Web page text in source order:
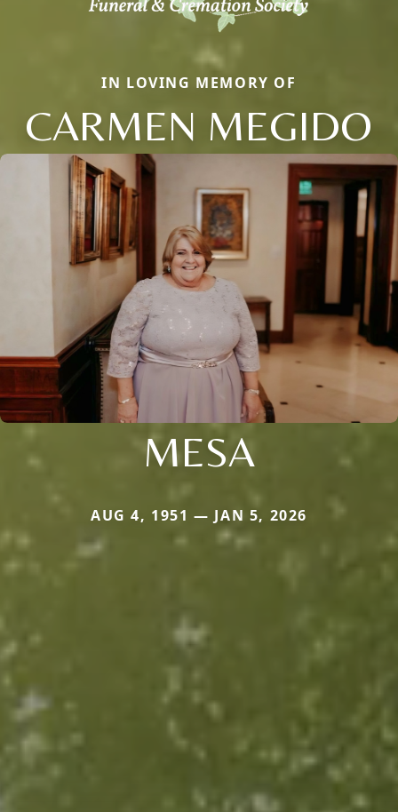
IN LOVING MEMORY OF
CARMEN MEGIDO
MESA
AUG 4, 1951 — JAN 5, 2026